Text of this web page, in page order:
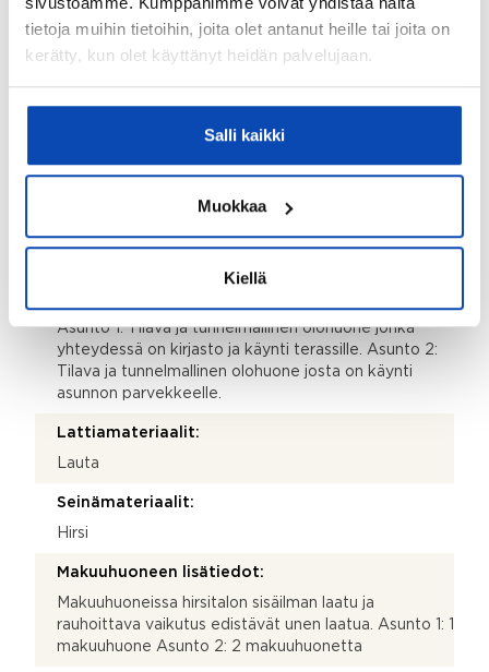
tietoja muihin tietoihin, joita olet antanut heille tai joita on
kerätty, kun olet käyttänyt heidän palvelujaan.
Salli kaikki
Muokkaa
Kiellä
Kodinhoitohuone sijaitsee isommassa asunnossa
(Asunto 1).
Lattiamateriaalit:
Asunto 1: Tilava ja tunnelmallinen olohuone jonka
yhteydessä on kirjasto ja käynti terassille. Asunto 2:
Tilava ja tunnelmallinen olohuone josta on käynti
asunnon parvekkeelle.
Lattiamateriaalit:
Lauta
Seinämateriaalit:
Hirsi
Makuuhuoneen lisätiedot:
Makuuhuoneissa hirsitalon sisäilman laatu ja
rauhoittava vaikutus edistävät unen laatua. Asunto 1: 1
makuuhuone Asunto 2: 2 makuuhuonetta